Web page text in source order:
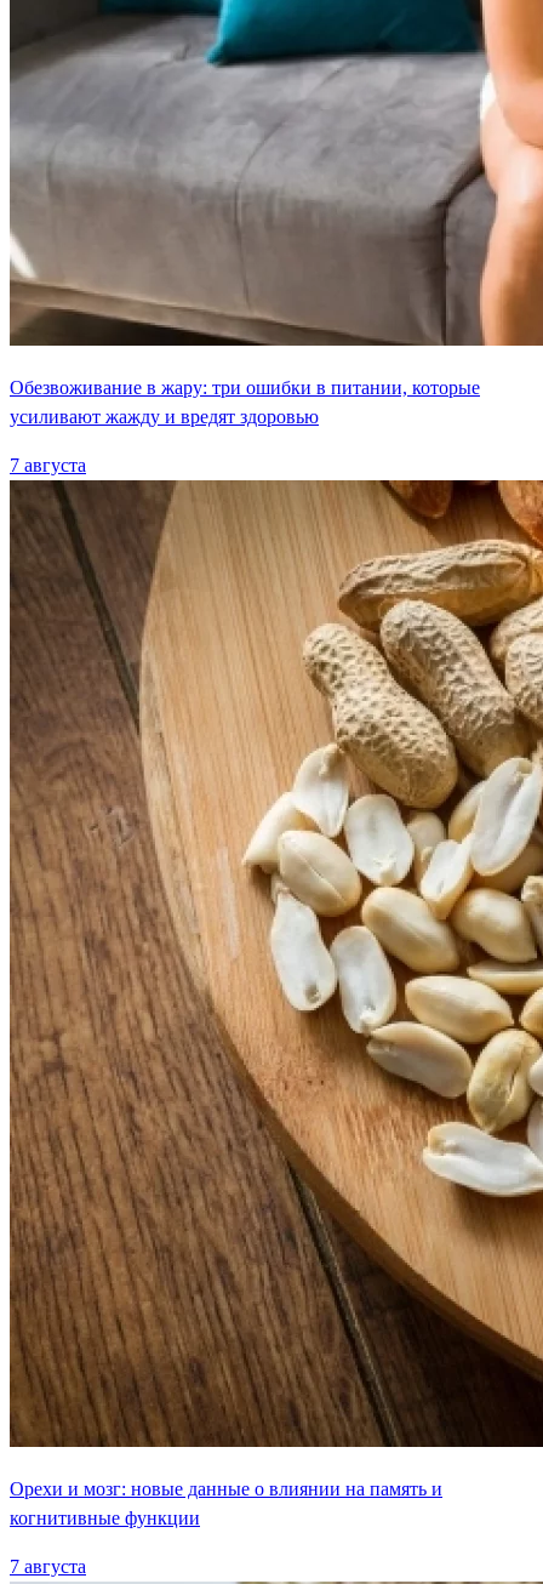
Обезвоживание в жару: три ошибки в питании, которые
усиливают жажду и вредят здоровью
7 августа
Орехи и мозг: новые данные о влиянии на память и
когнитивные функции
7 августа